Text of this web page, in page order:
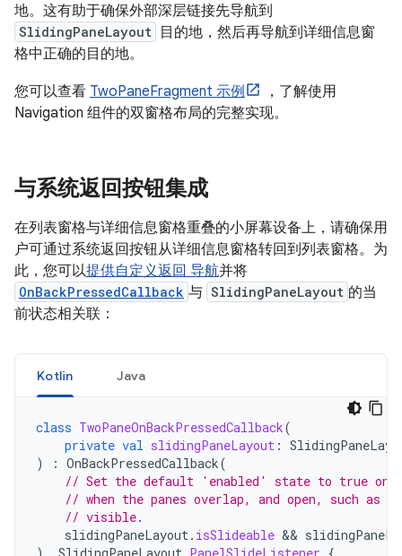
地。这有助于确保外部深层链接先导航到
SlidingPaneLayout
目的地，然后再导航到详细信息窗
格中正确的目的地。
您可以查看 TwoPaneFragment 示例
，了解使用
Navigation 组件的双窗格布局的完整实现。
与系统返回按钮集成
在列表窗格与详细信息窗格重叠的小屏幕设备上，请确保用
户可通过系统返回按钮从详细信息窗格转回到列表窗格。为
此，您可以提供自定义返回 导航并将
OnBackPressedCallback 与 SlidingPaneLayout 的当
前状态相关联：
Kotlin Java
class TwoPaneOnBackPressedCallback(
private val slidingPaneLayout :
)
: OnBackPressedCallback(
// Set the default 'enabled' state to true
// when the panes overlap, and open, such as
// visible.
slidingPaneLayout. isSlideable &&